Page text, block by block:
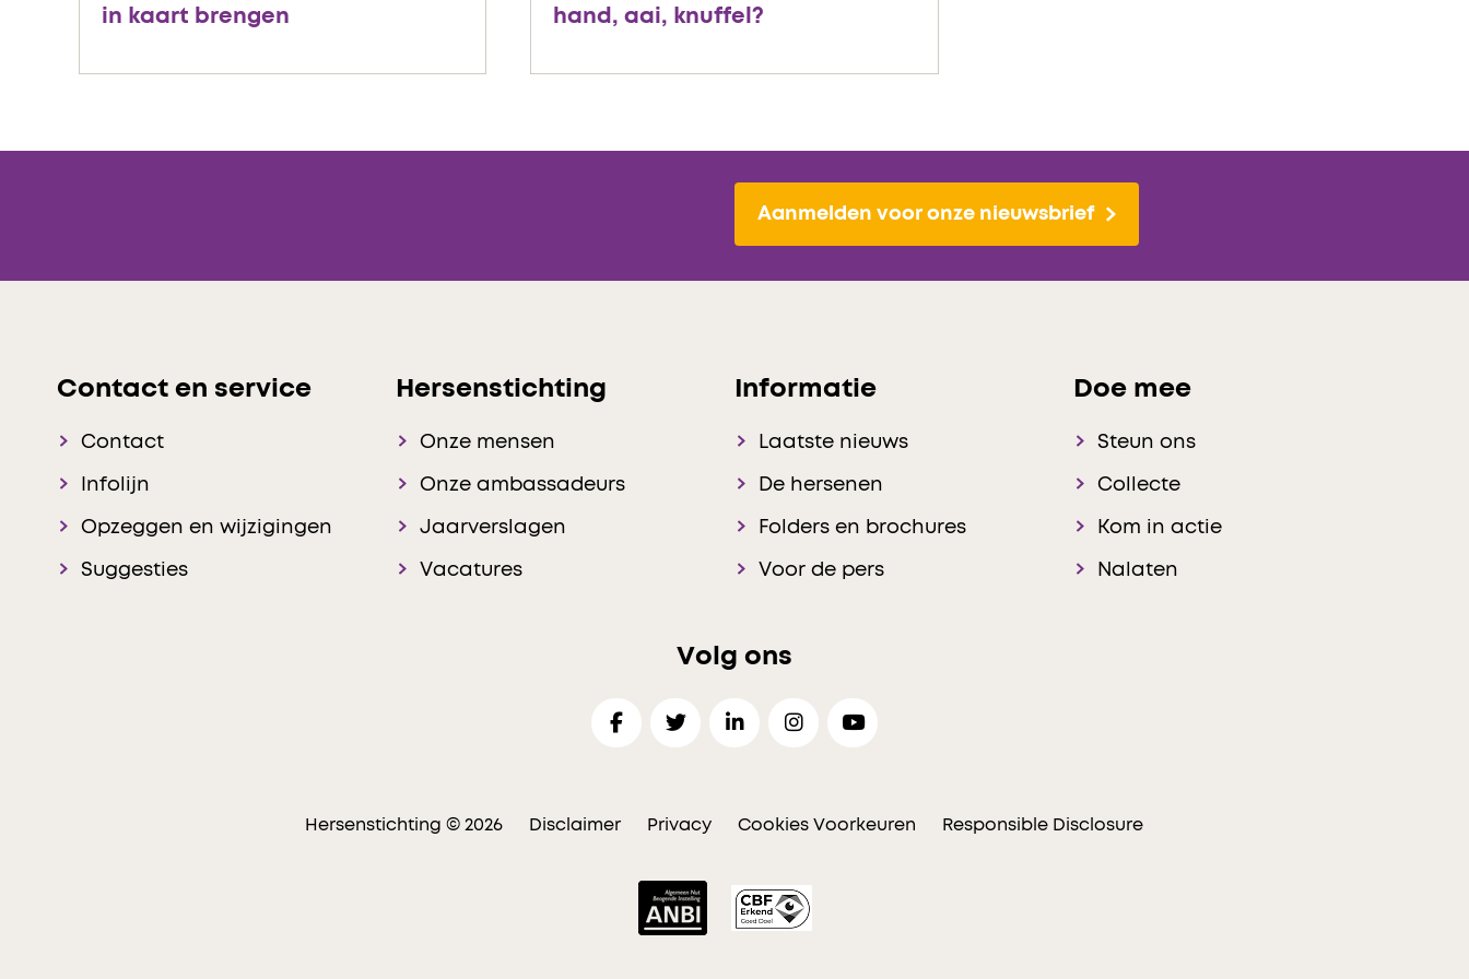
in kaart brengen
hand, aai, knuffel?
Aanmelden voor onze nieuwsbrief
Contact en service
Contact
Infolijn
Opzeggen en wijzigingen
Suggesties
Hersenstichting
Onze mensen
Onze ambassadeurs
Jaarverslagen
Vacatures
Informatie
Laatste nieuws
De hersenen
Folders en brochures
Voor de pers
Doe mee
Steun ons
Collecte
Kom in actie
Nalaten
Volg ons
Hersenstichting © 2026 Disclaimer Privacy Cookies Voorkeuren Responsible Disclosure